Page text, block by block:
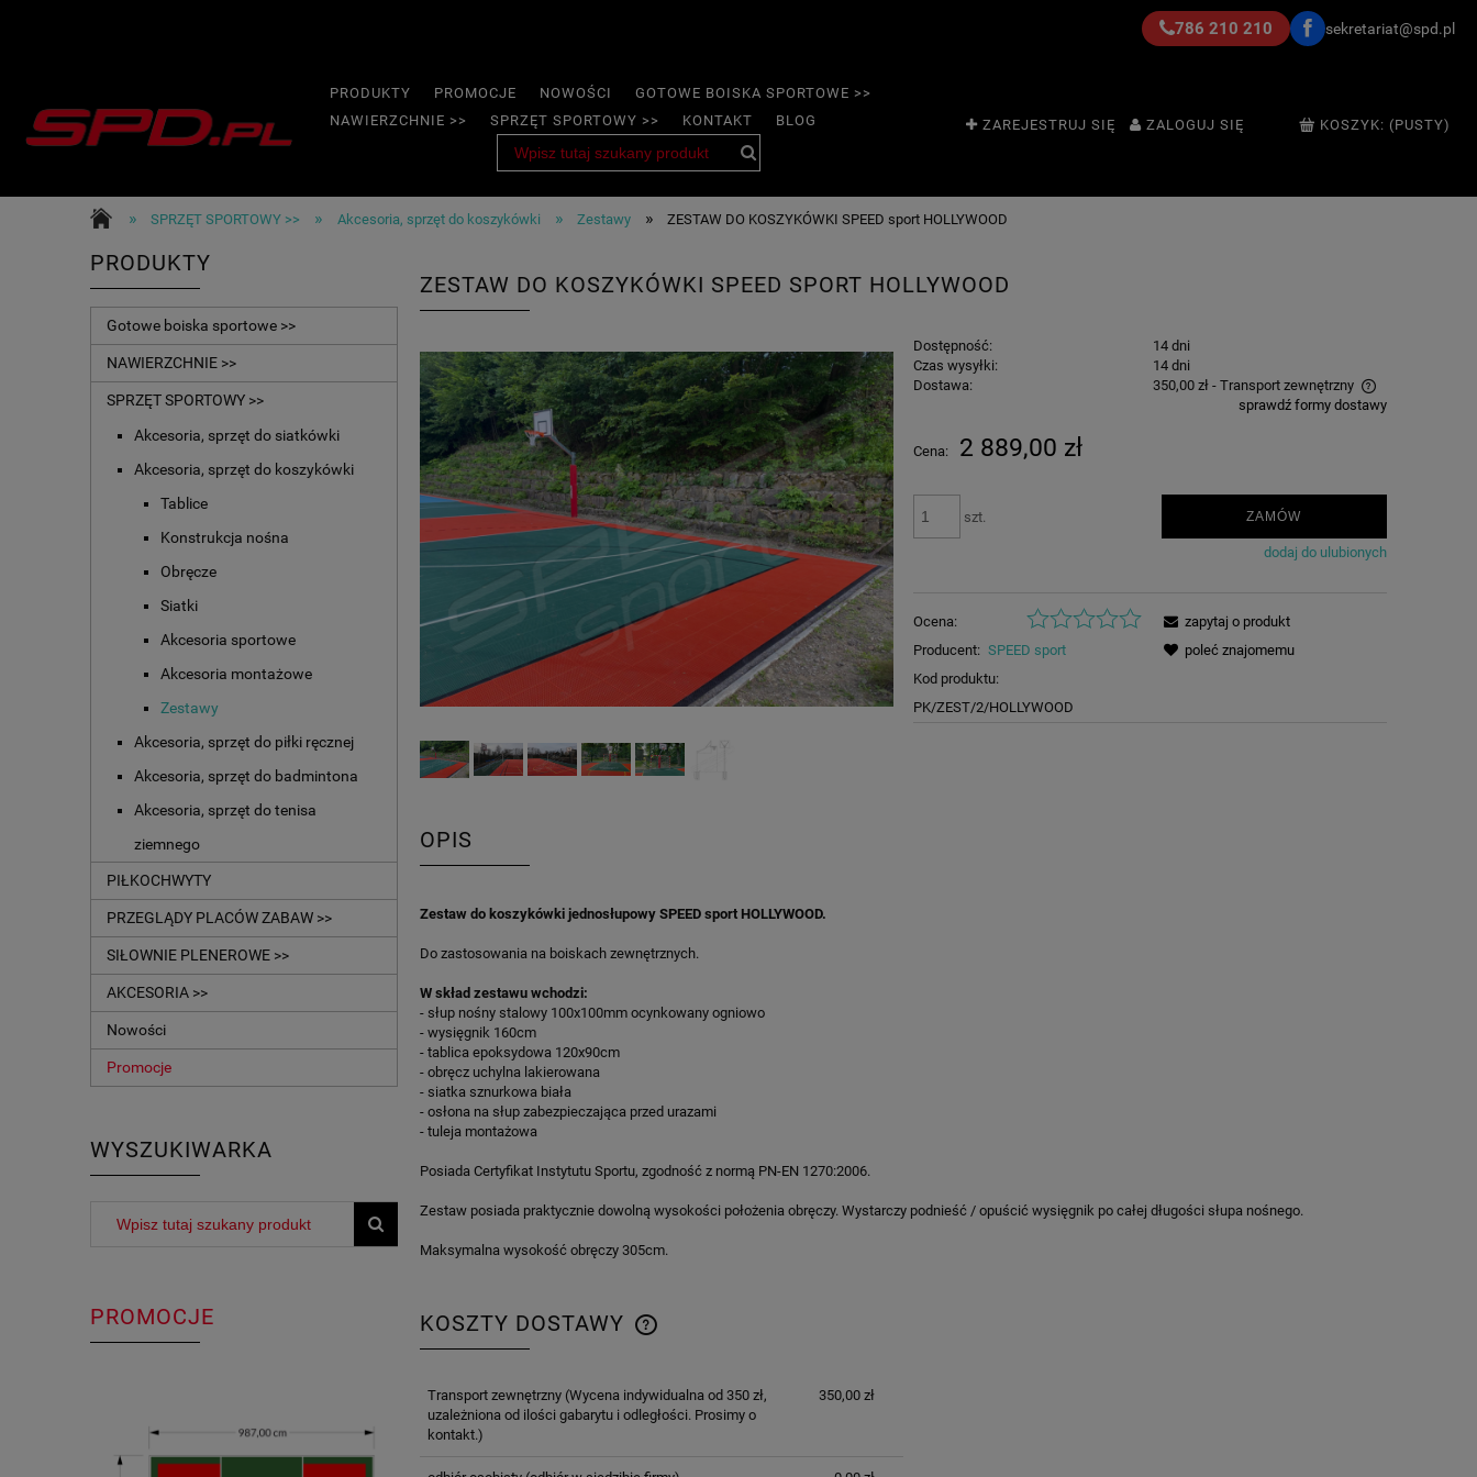
786 210 210 sekretariat@spd.pl
PRODUKTY PROMOCJE NOWOŚCI
GOTOWE BOISKA SPORTOWE >>
NAWIERZCHNIE >>
SPRZĘT SPORTOWY >> KONTAKT BLOG ZAREJESTRUJ SIĘ ZALOGUJ SIĘ KOSZYK: (PUSTY)
» SPRZĘT SPORTOWY >> » Akcesoria, sprzęt do koszykówki » Zestawy » ZESTAW DO KOSZYKÓWKI SPEED sport HOLLYWOOD
PRODUKTY
Gotowe boiska sportowe >>
NAWIERZCHNIE >>
SPRZĘT SPORTOWY >>
Akcesoria, sprzęt do siatkówki
Akcesoria, sprzęt do koszykówki
Tablice
Konstrukcja nośna
Obręcze
Siatki
Akcesoria sportowe
Akcesoria montażowe
Zestawy
Akcesoria, sprzęt do piłki ręcznej
Akcesoria, sprzęt do badmintona
Akcesoria, sprzęt do tenisa
ziemnego
PIŁKOCHWYTY
PRZEGLĄDY PLACÓW ZABAW >>
SIŁOWNIE PLENEROWE >>
AKCESORIA >>
Nowości
Promocje
WYSZUKIWARKA
PROMOCJE
ZESTAW DO KOSZYKÓWKI SPEED SPORT HOLLYWOOD
Dostępność:
14 dni
Czas wysyłki:
14 dni
Dostawa:
350,00 zł - Transport zewnętrzny
Cena nie zawiera ewentualnych kosztów
płatności
sprawdź formy dostawy
Cena: 2 889,00 zł
szt. ZAMÓW
dodaj do ulubionych
Ocena:
Producent: SPEED sport
Kod produktu:
PK/ZEST/2/HOLLYWOOD
zapytaj o produkt
poleć znajomemu
OPIS
Zestaw do koszykówki jednosłupowy SPEED sport HOLLYWOOD.
Do zastosowania na boiskach zewnętrznych.
W skład zestawu wchodzi:
- słup nośny stalowy 100x100mm ocynkowany ogniowo
- wysięgnik 160cm
- tablica epoksydowa 120x90cm
- obręcz uchylna lakierowana
- siatka sznurkowa biała
- osłona na słup zabezpieczająca przed urazami
- tuleja montażowa
Posiada Certyfikat Instytutu Sportu, zgodność z normą PN-EN 1270:2006.
Zestaw posiada praktycznie dowolną wysokości położenia obręczy. Wystarczy podnieść / opuścić wysięgnik po całej długości słupa nośnego.
Maksymalna wysokość obręczy 305cm.
KOSZTY DOSTAWY
KOSZTÓW PŁATNOŚCI
Transport zewnętrzny(Wycena indywidualna od 350 zł,
uzależniona od ilości gabarytu i odległości. Prosimy o
kontakt.)
350,00 zł